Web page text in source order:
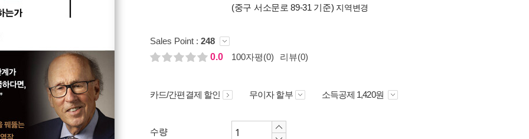
(중구 서소문로 89-31 기준) 지역변경
Sales Point : 248
0.0
100자평(0) 리뷰(0)
카드/간편결제 할인 무이자 할부 소득공제 1,420원
수량